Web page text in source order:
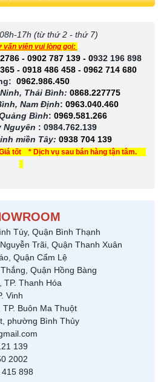
17h (từ thứ 2 - thứ 7)
vấn viên vui lòng gọi:
- 0902 787 139- 0932 196 898
- 0918 486 458 - 0962 714 680
0962.986.450
Thái Bình: 0868.227775
Nam Định: 0963.040.460
Bình: 0969.581.266
Nguyên : 0984.762.139
miền Tây: 0938 704 139
tốt * Dịch vụ sau bán hàng tận tâm.
Túy, Quận Bình Thạnh
Trãi, Quận Thanh Xuân
Quận Cẩm Lệ
Quận Hồng Bàng
TP. Thanh Hóa
Vinh
TP. Buôn Ma Thuột
phường Bình Thủy
139
2002
898